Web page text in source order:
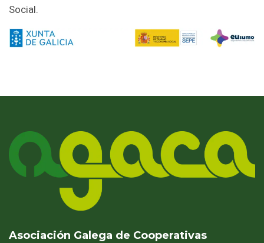
Social.
Asociación Galega de Cooperativas